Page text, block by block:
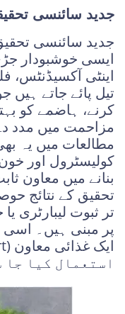
جدید سائنسی
ایسی خوشبودار
اینٹی آکسیڈنٹس،
تیل پائے جاتے
کرنے، ہاضمے کو
مزاحمت میں مدد
مطالعات میں یہ
کولیسٹرول اور
بنانے میں معاون
تحقیق کے نتائج
تر ثبوت لیبارٹری
پر مبنی ہیں۔ اسی
استعمال کیا جا